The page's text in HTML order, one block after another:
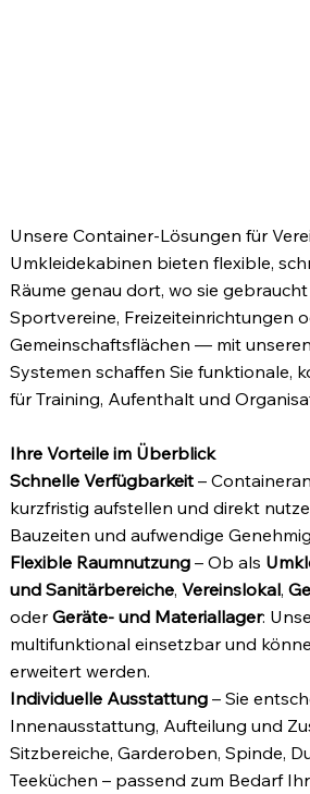
Unsere Container‑Lösungen für
Umkleidekabinen bieten flexible,
Räume genau dort, wo sie
Sportvereine, Freizeiteinrichtungen
Gemeinschaftsflächen — mit
Systemen schaffen Sie funktionale,
für Training, Aufenthalt und
Ihre Vorteile im Überblick
Schnelle Verfügbarkeit–
kurzfristig aufstellen und direkt
Bauzeiten und aufwendige
Flexible Raumnutzung– Ob als
und Sanitärbereiche, Vereinslokal,
oderGeräte‑ und Materiallager:
multifunktional einsetzbar und
erweitert werden.
Individuelle Ausstattung– Sie
Innenausstattung, Aufteilung und
Sitzbereiche, Garderoben, Spinde,
Teeküchen – passend zum Bedarf